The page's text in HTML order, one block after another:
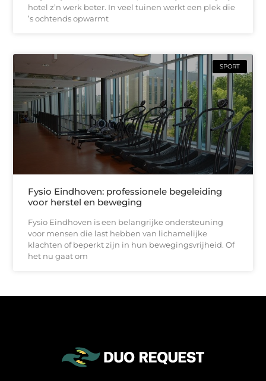
hotel z’n werk beter. In veel tuinen werkt een plek die
’s ochtends opwarmt
SPORT
Fysio Eindhoven: professionele begeleiding
voor herstel en beweging
Fysio Eindhoven is een belangrijke ondersteuning
voor mensen die last hebben van lichamelijke
klachten of beperkt zijn in hun bewegingsvrijheid. Of
het nu gaat om